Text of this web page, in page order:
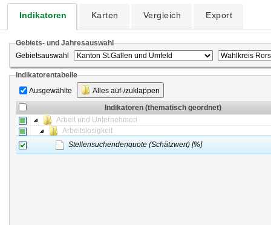
Indikatoren Karten Vergleich Export
Gebiets- und Jahresauswahl
Gebietsauswahl
Indikatorentabelle
Ausgewählte
Alles auf-/zuklappen
Indikatoren (thematisch geordnet)
Arbeit und Unternehmen
Arbeitslosigkeit
Stellensuchendenquote (Schätzwert) [%]